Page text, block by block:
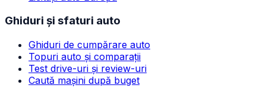
Ghiduri și sfaturi auto
Ghiduri de cumpărare auto
Topuri auto și comparații
Test drive-uri și review-uri
Caută mașini după buget